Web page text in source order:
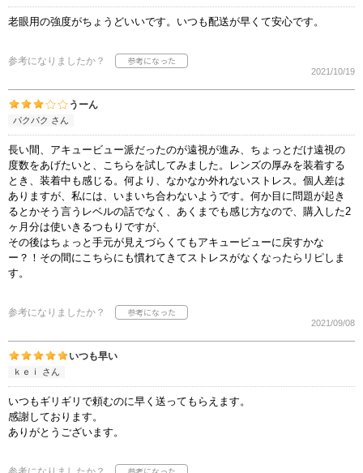
老眼用の強度がちょうどいいです。いつも配送が早くて安心です。
参考になりましたか？
2021/10/19
うーん
パクパク さん
長い間、アキュービュー派だったのが遠視が進み、ちょっとだけ遠視の
度数をあげたいと、こちらを試してみました。レンズの厚みを装着する
とき、装着中も感じる。何より、なかなか外れないストレス。個人差は
ありますが、私には、いまいち合わないようです。何か目に問題が起き
るとかそう言うレベルの話でなく、あくまでも感じ方なので、購入した2
ヶ月分は使いきるつもりですが、
その後はちょっと手元が見えづらくてもアキュービューに戻すかな
ー？！その間にこちらにも慣れてきてストレスがなくなったらリピしま
す。
参考になりましたか？
2021/09/08
いつも早い
ｋｅｉ さん
いつもギリギリで頼むのに早く送ってもらえます。
感謝しております。
ありがとうございます。